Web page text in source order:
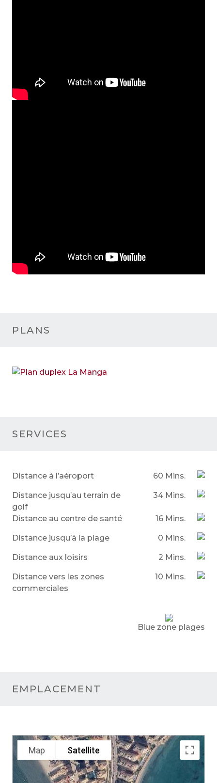
PLANS
SERVICES
Distance à l’aéroport 60 Mins.
Distance jusqu’au terrain de
golf
34 Mins.
Distance au centre de santé 16 Mins.
Distance jusqu’à la plage 0 Mins.
Distance aux loisirs 2 Mins.
Distance vers les zones
commerciales
10 Mins.
Blue zone plages
EMPLACEMENT
Map Satellite